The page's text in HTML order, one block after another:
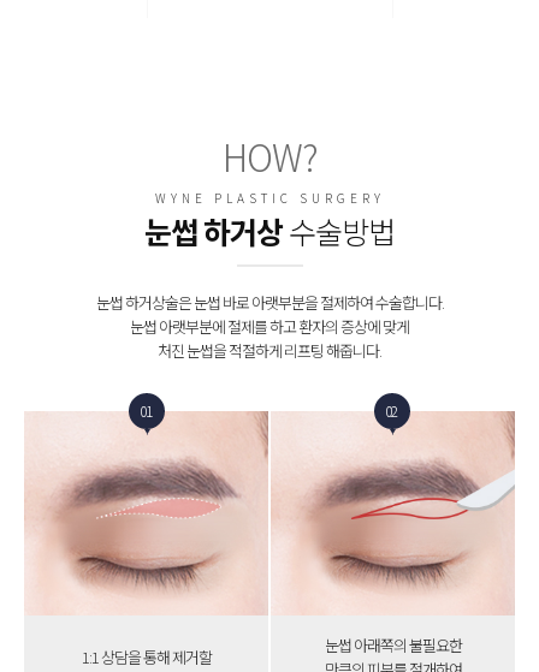
HOW?
WYNE PLASTIC SURGERY
눈썹 하거상수술방법
눈썹 하거상술은 눈썹 바로 아랫부분을 절제하여 수술합니다.
눈썹 아랫부분에 절제를 하고 환자의 증상에 맞게
처진 눈썹을 적절하게 리프팅 해줍니다.
01
1:1 상담을 통해 제거할
02
눈썹 아래쪽의 불필요한